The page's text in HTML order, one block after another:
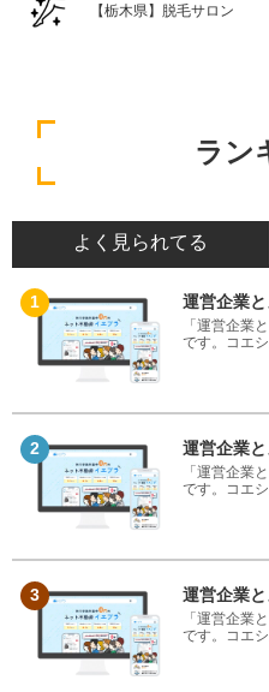
【栃木県】脱毛サロン
ラン
よく見られてる
運営企業
「運営企業
です。コエ
なく、悪い
さい。
運営企業
「運営企業
です。コエ
なく、悪い
さい。
運営企業
「運営企業
です。コエ